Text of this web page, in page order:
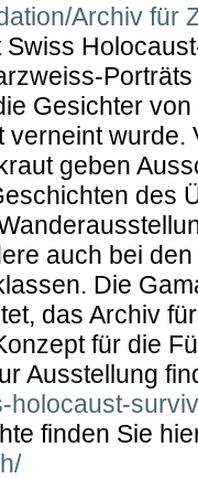
Archiv für
Gesichter
verneint wurde.
geben
des
auch bei
Die
das Archiv
für die
Ausstellung
holocaust-
finden Sie